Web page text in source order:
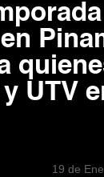
UTV
19 de